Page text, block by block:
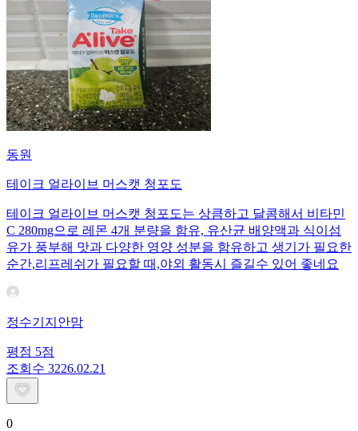
동원
테이크 얼라이브 머스캣 청포도
테이크 얼라이브 머스캣 청포도는 상큼하고 달콤해서 비타민
C 280mg으로 레몬 4개 분량을 함유, 유산균 배양액과 식이섬
유가 풍부해 맛과 다양한 영양 성분을 함유하고 생기가 필요한
순간,리프레쉬가 필요할 때,야외 활동시 즐길수 있어 좋네요
정수기지안맘
평점 5점
조회수 3226.02.21
0